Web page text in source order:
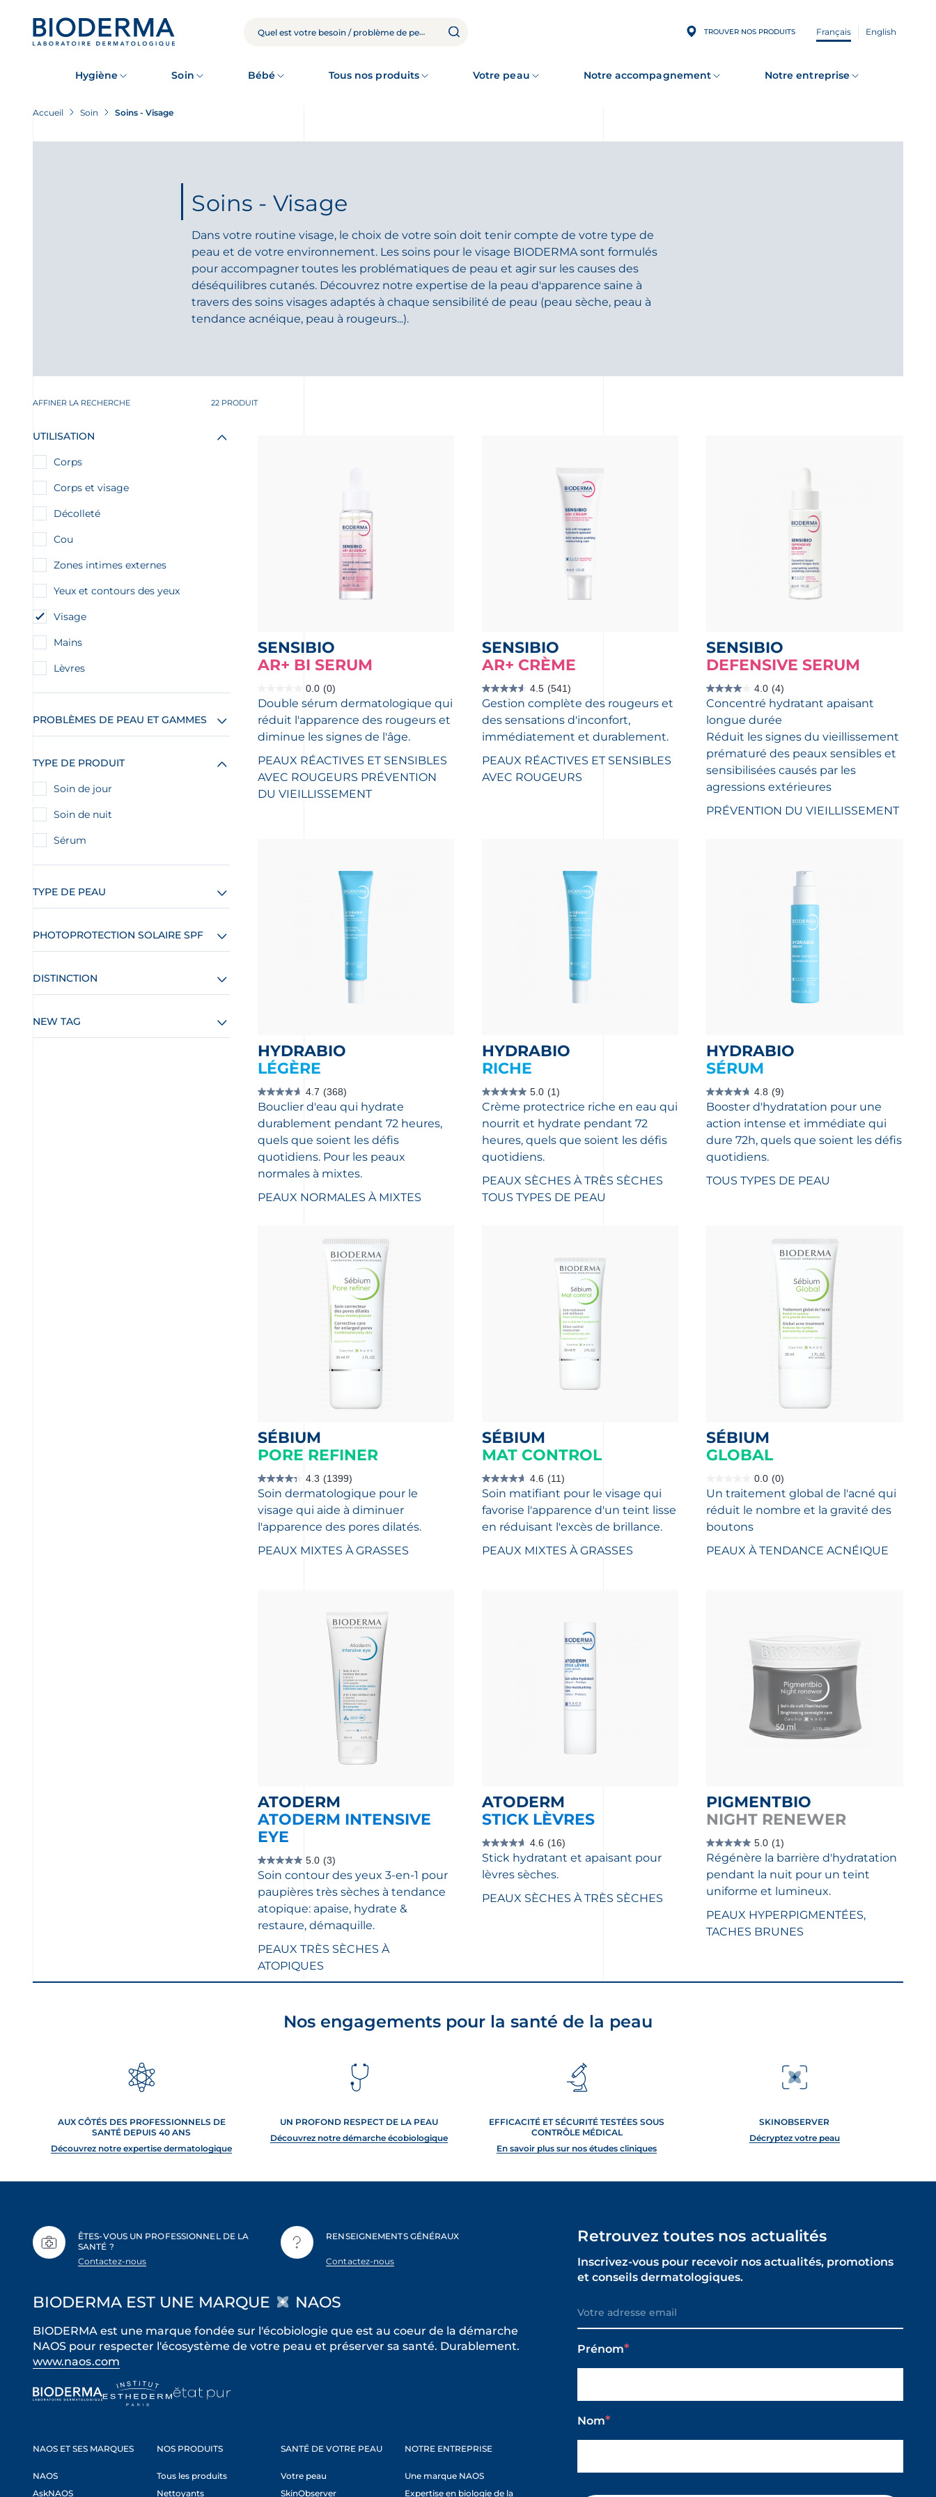
RECHERCHE TROUVER NOS PRODUITS Français English
Hygiène Soin Bébé Tous nos produits Votre peau Notre accompagnement Notre entreprise
Accueil Soin Soins - Visage
Soins - Visage
Dans votre routine visage, le choix de votre soin doit tenir compte de votre type de
peau et de votre environnement. Les soins pour le visage BIODERMA sont formulés
pour accompagner toutes les problématiques de peau et agir sur les causes des
déséquilibres cutanés. Découvrez notre expertise de la peau d'apparence saine à
travers des soins visages adaptés à chaque sensibilité de peau (peau sèche, peau à
tendance acnéique, peau à rougeurs...).
AFFINER LA RECHERCHE 22 PRODUIT
UTILISATION
Corps
Corps et visage
Décolleté
Cou
Zones intimes externes
Yeux et contours des yeux
Visage
Mains
Lèvres
PROBLÈMES DE PEAU ET GAMMES
TYPE DE PRODUIT
Soin de jour
Soin de nuit
Sérum
TYPE DE PEAU
PHOTOPROTECTION SOLAIRE SPF
DISTINCTION
NEW TAG
SENSIBIO
AR+ BI SERUM
0.0 (0)
étoile(s)
sur
5.
Double sérum dermatologique qui
réduit l'apparence des rougeurs et
diminue les signes de l'âge.
PEAUX RÉACTIVES ET SENSIBLES
AVEC ROUGEURS PRÉVENTION
DU VIEILLISSEMENT
SENSIBIO
AR+ CRÈME
4.5 (541)
4.5
étoile(s)
sur
5.
541
Gestion complète des rougeurs et
des sensations d'inconfort,
immédiatement et durablement.
PEAUX RÉACTIVES ET SENSIBLES
AVEC ROUGEURS
SENSIBIO
DEFENSIVE SERUM
4.0 (4)
4.0
étoile(s)
sur
5.
4
Concentré hydratant apaisant
longue durée
Réduit les signes du vieillissement
prématuré des peaux sensibles et
sensibilisées causés par les
agressions extérieures
PRÉVENTION DU VIEILLISSEMENT
HYDRABIO
LÉGÈRE
4.7 (368)
4.7
étoile(s)
sur
5.
368
évaluations
Bouclier d'eau qui hydrate
durablement pendant 72 heures,
quels que soient les défis
quotidiens. Pour les peaux
normales à mixtes.
PEAUX NORMALES À MIXTES
HYDRABIO
RICHE
5.0 (1)
5.0
étoile(s)
5.
1
Crème protectrice riche en eau qui
nourrit et hydrate pendant 72
heures, quels que soient les défis
quotidiens.
PEAUX SÈCHES À TRÈS SÈCHES
TOUS TYPES DE PEAU
HYDRABIO
SÉRUM
4.8 (9)
4.8
étoile(s)
5.
9
Booster d'hydratation pour une
action intense et immédiate qui
dure 72h, quels que soient les défis
quotidiens.
TOUS TYPES DE PEAU
SÉBIUM
PORE REFINER
4.3 (1399)
4.3
étoile(s)
sur
5.
1399
évaluations
Soin dermatologique pour le
visage qui aide à diminuer
l'apparence des pores dilatés.
PEAUX MIXTES À GRASSES
SÉBIUM
MAT CONTROL
4.6 (11)
4.6
étoile(s)
sur
5.
11
Soin matifiant pour le visage qui
favorise l'apparence d'un teint lisse
en réduisant l'excès de brillance.
PEAUX MIXTES À GRASSES
SÉBIUM
GLOBAL
0.0 (0)
étoile(s)
sur
5.
Un traitement global de l'acné qui
réduit le nombre et la gravité des
boutons
PEAUX À TENDANCE ACNÉIQUE
ATODERM
ATODERM INTENSIVE
EYE
5.0 (3)
5.0
étoile(s)
5.
3
évaluations
Soin contour des yeux 3-en-1 pour
paupières très sèches à tendance
atopique: apaise, hydrate &
restaure, démaquille.
PEAUX TRÈS SÈCHES À
ATOPIQUES
ATODERM
STICK LÈVRES
4.6 (16)
4.6
étoile(s)
sur
5.
évaluations
Stick hydratant et apaisant pour
lèvres sèches.
PEAUX SÈCHES À TRÈS SÈCHES
PIGMENTBIO
NIGHT RENEWER
5.0 (1)
5.0
étoile(s)
5.
1
Régénère la barrière d'hydratation
pendant la nuit pour un teint
uniforme et lumineux.
PEAUX HYPERPIGMENTÉES,
TACHES BRUNES
Nos engagements pour la santé de la peau
AUX CÔTÉS DES PROFESSIONNELS DE
SANTÉ DEPUIS 40 ANS
Découvrez notre expertise dermatologique
UN PROFOND RESPECT DE LA PEAU
Découvrez notre démarche écobiologique
EFFICACITÉ ET SÉCURITÉ TESTÉES SOUS
CONTRÔLE MÉDICAL
En savoir plus sur nos études cliniques
SKINOBSERVER
Décryptez votre peau
ÊTES-VOUS UN PROFESSIONNEL DE LA
SANTÉ ?
Contactez-nous
RENSEIGNEMENTS GÉNÉRAUX
Contactez-nous
Retrouvez toutes nos actualités
Inscrivez-vous pour recevoir nos actualités, promotions
et conseils dermatologiques.
Prénom
Nom
BIODERMA EST UNE MARQUE NAOS
BIODERMA est une marque fondée sur l'écobiologie que est au coeur de la démarche
NAOS pour respecter l'écosystème de votre peau et préserver sa santé. Durablement.
www.naos.com
NAOS ET SES MARQUES
NAOS
AskNAOS
NOS PRODUITS
Tous les produits
Nettoyants
SANTÉ DE VOTRE PEAU
Votre peau
SkinObserver
NOTRE ENTREPRISE
Une marque NAOS
Expertise en biologie de la